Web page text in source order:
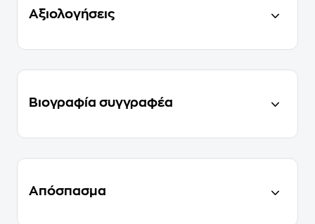
Αξιολογήσεις
Βιογραφία συγγραφέα
Απόσπασμα